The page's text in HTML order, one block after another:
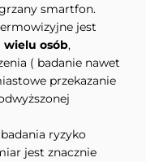
smartfon.
jest
osób,
( badanie nawet
przekazanie
ryzyko
jest znacznie